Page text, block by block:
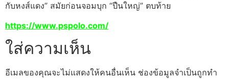
กับหงส์แดง” สมัยก่อนจอมบุก “ปืนใหญ่” ตบท้าย
https://www.pspolo.com/
ใส่ความเห็น
อีเมลของคุณจะไม่แสดงให้คนอื่นเห็น ช่องข้อมูลจำเป็นถูกทำ